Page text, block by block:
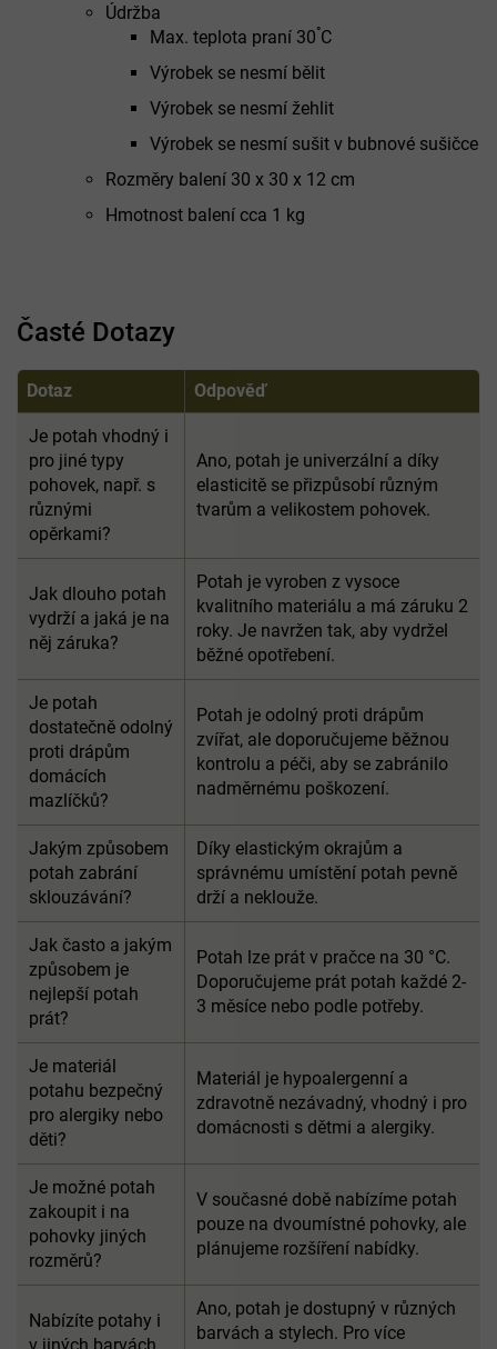
Údržba
Max. teplota praní 30°C
Výrobek se nesmí bělit
Výrobek se nesmí žehlit
Výrobek se nesmí sušit v bubnové sušičce
Rozměry balení 30 x 30 x 12 cm
Hmotnost balení cca 1 kg
Časté Dotazy
Dotaz Odpověď
Je potah vhodný i
pro jiné typy
pohovek, např. s
různými
opěrkami?
Ano, potah je univerzální a díky
elasticitě se přizpůsobí různým
tvarům a velikostem pohovek.
Jak dlouho potah
vydrží a jaká je na
něj záruka?
Potah je vyroben z vysoce
kvalitního materiálu a má záruku 2
roky. Je navržen tak, aby vydržel
běžné opotřebení.
Je potah
dostatečně odolný
proti drápům
domácích
mazlíčků?
Potah je odolný proti drápům
zvířat, ale doporučujeme běžnou
kontrolu a péči, aby se zabránilo
nadměrnému poškození.
Jakým způsobem
potah zabrání
sklouzávání?
Díky elastickým okrajům a
správnému umístění potah pevně
drží a neklouže.
Jak často a jakým
způsobem je
nejlepší potah
prát?
Potah lze prát v pračce na 30 °C.
Doporučujeme prát potah každé 2-
3 měsíce nebo podle potřeby.
Je materiál
potahu bezpečný
pro alergiky nebo
děti?
Materiál je hypoalergenní a
zdravotně nezávadný, vhodný i pro
domácnosti s dětmi a alergiky.
Je možné potah
zakoupit i na
pohovky jiných
rozměrů?
V současné době nabízíme potah
pouze na dvoumístné pohovky, ale
plánujeme rozšíření nabídky.
Nabízíte potahy i
Ano, potah je dostupný v různých
barvách a stylech. Pro více